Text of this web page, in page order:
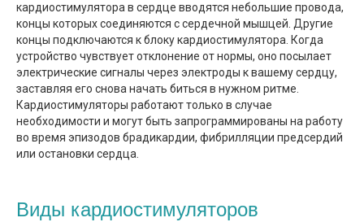
кардиостимулятора в сердце вводятся небольшие провода,
концы которых соединяются с сердечной мышцей. Другие
концы подключаются к блоку кардиостимулятора. Когда
устройство чувствует отклонение от нормы, оно посылает
электрические сигналы через электроды к вашему сердцу,
заставляя его снова начать биться в нужном ритме.
Кардиостимуляторы работают только в случае
необходимости и могут быть запрограммированы на работу
во время эпизодов брадикардии, фибрилляции предсердий
или остановки сердца.
Виды кардиостимуляторов